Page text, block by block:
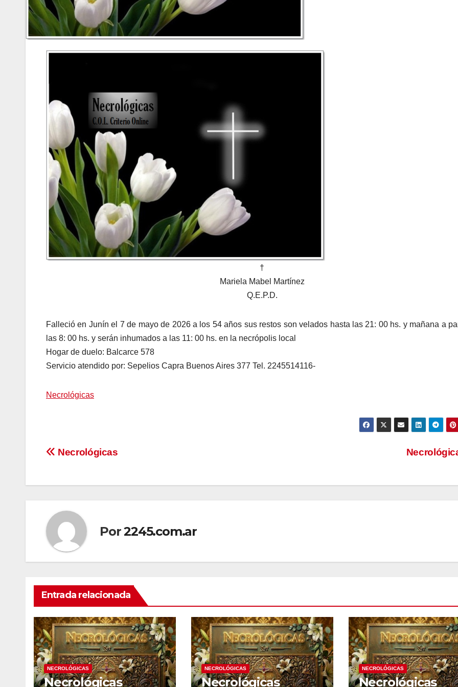
†
Mariela Mabel Martínez
Q.E.P.D.
Falleció en Junín el 7 de mayo de 2026 a los 54 años sus restos son velados hasta las 21: 00 hs. y mañana a
las 8: 00 hs. y serán inhumados a las 11: 00 hs. en la necrópolis local
Hogar de duelo: Balcarce 578
Servicio atendido por: Sepelios Capra Buenos Aires 377 Tel. 2245514116-
Necrológicas
Navegación
Necrológicas
Por2245.com.ar
Entrada relacionada
NECROLÓGICAS
Necrológicas
NECROLÓGICAS
Necrológicas
NECROLÓGICAS
Necrológicas